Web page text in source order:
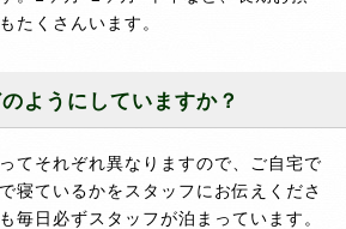
たくさんいます。
ようにしていますか？
てそれぞれ異なりますので、ご自宅で
寝ているかをスタッフにお伝えくださ
毎日必ずスタッフが泊まっています。